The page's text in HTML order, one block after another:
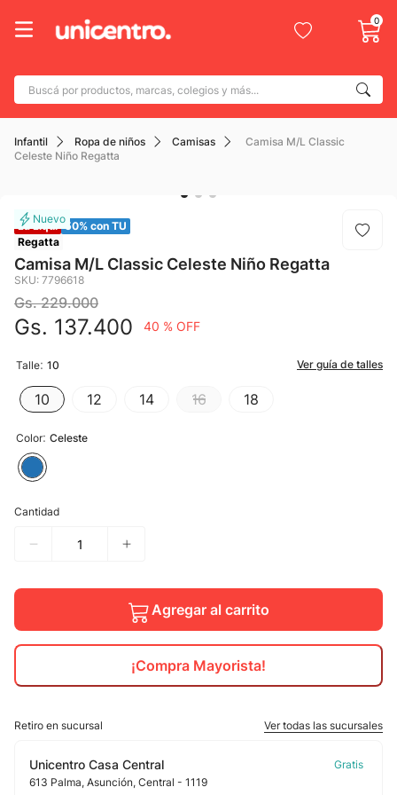
0
Buscá por productos, marcas, colegios y más...
Infantil Ropa de niños Camisas
Camisa M/L Classic
Celeste Niño Regatta
La Liqui 50% con TU
Regatta
Camisa M/L Classic Celeste Niño Regatta
SKU: 7796618
Gs. 229.000
Gs. 137.400 40 % OFF
Color: Celeste
Talle: 10
10 12 14 16 18
Ver guía de talles
Cantidad
Agregar al carrito
¡Compra Mayorista!
Retiro en sucursal Ver todas las sucursales
Unicentro Casa Central
613 Palma, Asunción, Central - 1119
Términos más buscados
1. adidas
4.
5. botin
6. mochila
7. nike
8 .
9.